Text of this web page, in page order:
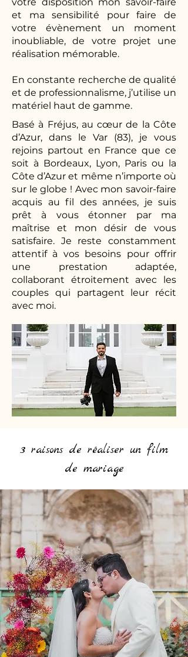
et ma sensibilité pour faire de
votre évènement un moment
inoubliable, de votre projet une
réalisation mémorable.
En constante recherche de qualité
et de professionnalisme, j’utilise un
matériel haut de gamme.
Basé à Fréjus, au cœur de la Côte
d’Azur, dans le Var (83), je vous
rejoins partout en France que ce
soit à Bordeaux, Lyon, Paris ou la
Côte d’Azur et même n’importe où
sur le globe ! Avec mon savoir-faire
acquis au fil des années, je suis
prêt à vous étonner par ma
maîtrise et mon désir de vous
satisfaire. Je reste constamment
attentif à vos besoins pour offrir
une prestation adaptée,
collaborant étroitement avec les
couples qui partagent leur récit
avec moi.
3 raisons de réaliser un film
de mariage